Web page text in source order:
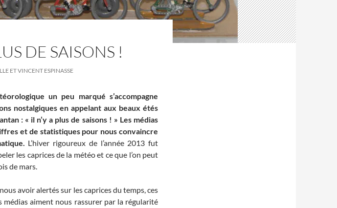
DE SAISONS !
ET VINCENT ESPINASSE
un peu marqué s’accompagne
nostalgiques en appelant aux beaux étés
: « il n’y a plus de saisons ! » Les médias
et de statistiques pour nous convaincre
L’hiver rigoureux de l’année 2013 fut
les caprices de la météo et ce que l’on peut
de mars.
avoir alertés sur les caprices du temps, ces
médias aiment nous rassurer par la régularité